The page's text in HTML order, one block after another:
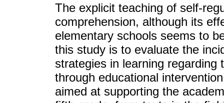
The explicit teaching of self-
comprehension, although its
elementary schools seems to
this study is to evaluate the
strategies in learning
through educational
aimed at supporting the